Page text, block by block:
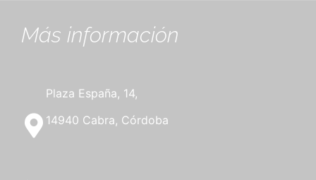
Más información
Plaza España, 14,
14940 Cabra, Córdoba